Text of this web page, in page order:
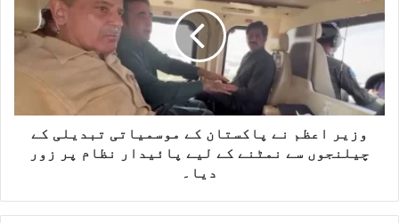
وزیر اعظم نے پاکستان کے موسمیاتی تبدیلی کے
چیلنجوں سے نمٹنے کے لیے پائیدار نظام پر زور
دیا۔